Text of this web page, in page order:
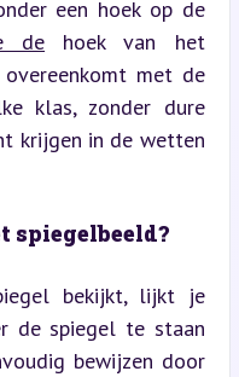
een hoek op de
de hoek van het
met de
klas, zonder dure
krijgen in de wetten
spiegelbeeld?
bekijkt, lijkt je
de spiegel te staan
bewijzen door